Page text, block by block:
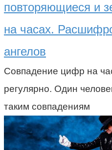
повторяющиеся и
на часах.
ангелов
Совпадение цифр на
регулярно. Один
таким совпадениям